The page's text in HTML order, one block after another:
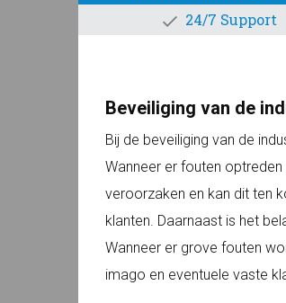
24/7 Support
Beveiliging van de
Bij de beveiliging van de
Wanneer er fouten
veroorzaken en kan dit ten
klanten. Daarnaast is het
Wanneer er grove fouten
imago en eventuele vaste